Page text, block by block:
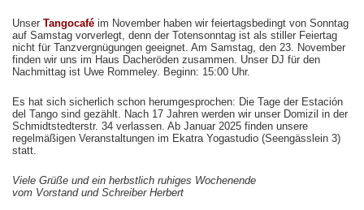
Unser Tangocafé im November haben wir feiertagsbedingt von Sonntag
auf Samstag vorverlegt, denn der Totensonntag ist als stiller Feiertag
nicht für Tanzvergnügungen geeignet. Am Samstag, den 23. November
finden wir uns im Haus Dacheröden zusammen. Unser DJ für den
Nachmittag ist Uwe Rommeley. Beginn: 15:00 Uhr.
Es hat sich sicherlich schon herumgesprochen: Die Tage der Estación
del Tango sind gezählt. Nach 17 Jahren werden wir unser Domizil in der
Schmidtstedterstr. 34 verlassen. Ab Januar 2025 finden unsere
regelmäßigen Veranstaltungen im Ekatra Yogastudio (Seengässlein 3)
statt.
Viele Grüße und ein herbstlich ruhiges Wochenende
vom Vorstand und Schreiber Herbert